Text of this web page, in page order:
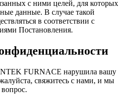
с ними целей, для которых
данные. В случае такой
в соответствии с
Постановления.
FURNACE нарушила вашу
свяжитесь с нами, и мы